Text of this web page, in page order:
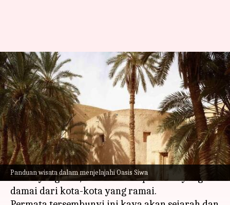
Panduan wisata dalam menjelajahi Oasis Siwa
Oasis Siwa: Panduan Wisata
Menuju Permata Tersembunyi
Di Mesir
menulis Handoko Mar 18, 2024 11:08 am
Apa ceritanya
Oasis Siwa terletak terpencil di Gurun Barat
Mesir yang luas, menawarkan pelarian yang
damai dari kota-kota yang ramai.